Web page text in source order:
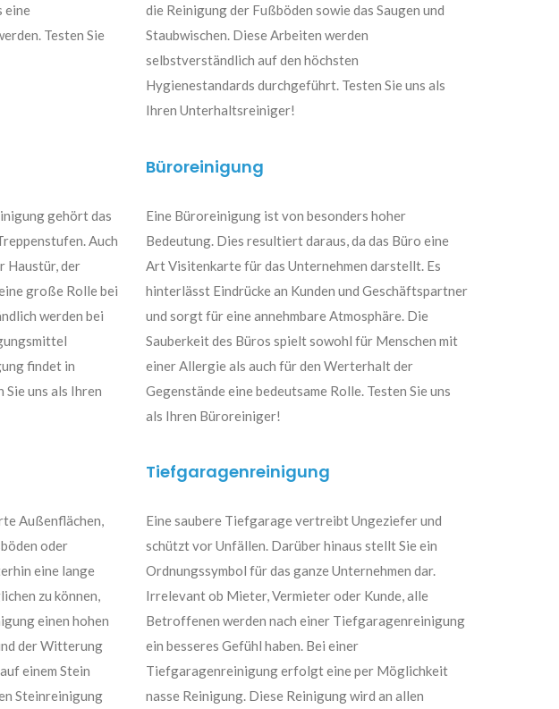
eine
Testen Sie
die Reinigung der Fußböden sowie das Saugen und
Staubwischen. Diese Arbeiten werden
selbstverständlich auf den höchsten
Hygienestandards durchgeführt. Testen Sie uns als
Ihren Unterhaltsreiniger!
gehört das
Auch
Haustür, der
große Rolle bei
werden bei
findet in
uns als Ihren
Büroreinigung
Eine Büroreinigung ist von besonders hoher
Bedeutung. Dies resultiert daraus, da das Büro eine
Art Visitenkarte für das Unternehmen darstellt. Es
hinterlässt Eindrücke an Kunden und Geschäftspartner
und sorgt für eine annehmbare Atmosphäre. Die
Sauberkeit des Büros spielt sowohl für Menschen mit
einer Allergie als auch für den Werterhalt der
Gegenstände eine bedeutsame Rolle. Testen Sie uns
als Ihren Büroreiniger!
Außenflächen,
oder
eine lange
zu können,
einen hohen
der Witterung
einem Stein
Steinreinigung
Tiefgaragenreinigung
Eine saubere Tiefgarage vertreibt Ungeziefer und
schützt vor Unfällen. Darüber hinaus stellt Sie ein
Ordnungssymbol für das ganze Unternehmen dar.
Irrelevant ob Mieter, Vermieter oder Kunde, alle
Betroffenen werden nach einer Tiefgaragenreinigung
ein besseres Gefühl haben. Bei einer
Tiefgaragenreinigung erfolgt eine per Möglichkeit
nasse Reinigung. Diese Reinigung wird an allen